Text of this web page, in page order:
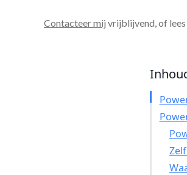
Contacteer mij vrijblijvend, of